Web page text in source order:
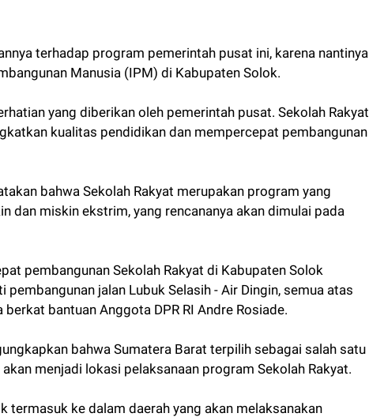
terhadap program pemerintah pusat ini, karena nantinya
Manusia (IPM) di Kabupaten Solok.
yang diberikan oleh pemerintah pusat. Sekolah Rakyat
kualitas pendidikan dan mempercepat pembangunan
bahwa Sekolah Rakyat merupakan program yang
dan miskin ekstrim, yang rencananya akan dimulai pada
pembangunan Sekolah Rakyat di Kabupaten Solok
jalan Lubuk Selasih - Air Dingin, semua atas
bantuan Anggota DPR RI Andre Rosiade.
bahwa Sumatera Barat terpilih sebagai salah satu
menjadi lokasi pelaksanaan program Sekolah Rakyat.
termasuk ke dalam daerah yang akan melaksanakan